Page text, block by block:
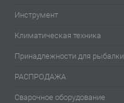
Инструмент
Климатическая техника
Принадлежности для рыбалки
РАСПРОДАЖА
Сварочное оборудование